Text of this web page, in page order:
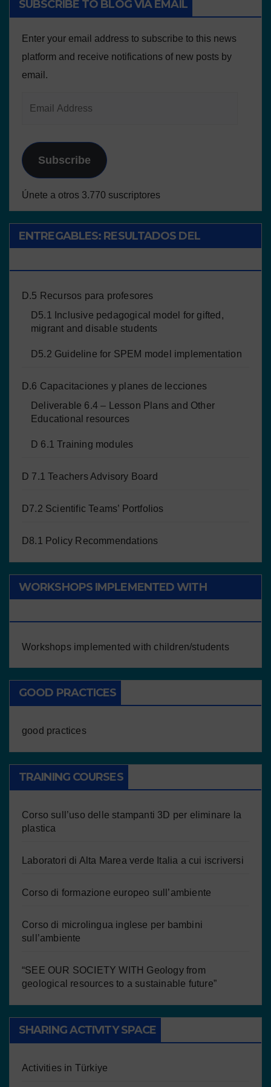
SUBSCRIBE TO BLOG VIA EMAIL
Enter your email address to subscribe to this news
platform and receive notifications of new posts by
email.
Subscribe
Únete a otros 3.770 suscriptores
ENTREGABLES: RESULTADOS DEL
D.5 Recursos para profesores
D5.1 Inclusive pedagogical model for gifted,
migrant and disable students
D5.2 Guideline for SPEM model implementation
D.6 Capacitaciones y planes de lecciones
Deliverable 6.4 – Lesson Plans and Other
Educational resources
D 6.1 Training modules
D 7.1 Teachers Advisory Board
D7.2 Scientific Teams’ Portfolios
D8.1 Policy Recommendations
WORKSHOPS IMPLEMENTED WITH
Workshops implemented with children/students
GOOD PRACTICES
good practices
TRAINING COURSES
Corso sull’uso delle stampanti 3D per eliminare la
plastica
Laboratori di Alta Marea verde Italia a cui iscriversi
Corso di formazione europeo sull’ambiente
Corso di microlingua inglese per bambini
sull’ambiente
“SEE OUR SOCIETY WITH Geology from
geological resources to a sustainable future”
SHARING ACTIVITY SPACE
Activities in Türkiye